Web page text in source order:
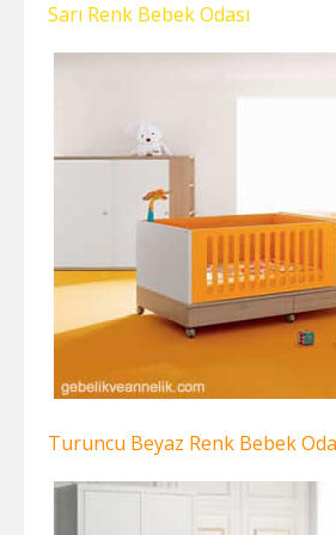
Sarı Renk Bebek Odası
Turuncu Beyaz Renk Bebek